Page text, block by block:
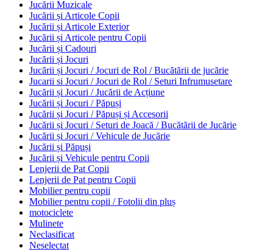
Jucării Muzicale
Jucării și Articole Copii
Jucării și Articole Exterior
Jucării și Articole pentru Copii
Jucării și Cadouri
Jucării și Jocuri
Jucării și Jocuri / Jocuri de Rol / Bucătării de jucărie
Jucarii si Jocuri / Jocuri de Rol / Seturi Infrumusetare
Jucării și Jocuri / Jucării de Acțiune
Jucării și Jocuri / Păpuși
Jucării și Jocuri / Păpuși și Accesorii
Jucării și Jocuri / Seturi de Joacă / Bucătării de Jucărie
Jucării și Jocuri / Vehicule de Jucărie
Jucării și Păpuși
Jucării și Vehicule pentru Copii
Lenjerii de Pat Copii
Lenjerii de Pat pentru Copii
Mobilier pentru copii
Mobilier pentru copii / Fotolii din pluș
motociclete
Mulinete
Neclasificat
Neselectat